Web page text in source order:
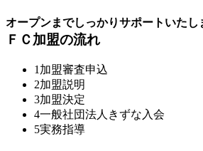
オープンまでしっかりサポートいたし
ＦＣ加盟の流れ
1 加盟審査申込
2加盟説明
3加盟決定
4一般社団法人きずな入会
5実務指導